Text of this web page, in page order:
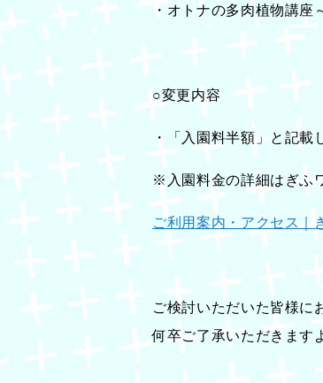
・オトナの多肉植物講座
○変更内容
・「入園料半額」と記
※入園料金の詳細はぎふ
ご利用案内・アクセス｜
ご検討いただいた皆様に
何卒ご了承いただきます